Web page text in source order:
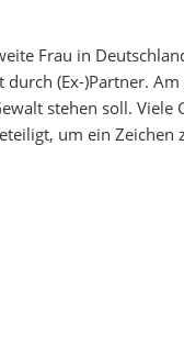
Frau in
(Ex-)Partner. Am
stehen soll. Viele
um ein Zeichen